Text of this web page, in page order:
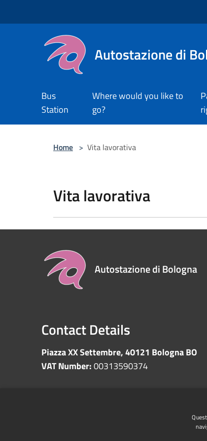
Autostazione di
Bus
Station
Where would you like to
go?
Home > Vita lavorativa
Vita lavorativa
Autostazione di Bologna
Contact Details
Piazza XX Settembre, 40121 Bologna BO
VAT Number:00313590374
Anti-